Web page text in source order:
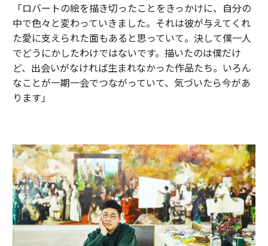
「ロバートの絵を描き切ったことをきっかけに、自分の
中で色々と変わっていきました。それは彼が与えてくれ
た愛に支えられた面もあると思っていて。決して僕一人
でどうにかしたわけではないです。描いたのは僕だけ
ど、出会いがなければ生まれなかった作品たち。いろん
なことが一期一会でつながっていて、気づいたら今があ
ります」